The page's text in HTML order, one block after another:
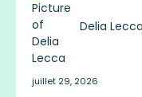
Delia Lecca
juillet 29, 2026